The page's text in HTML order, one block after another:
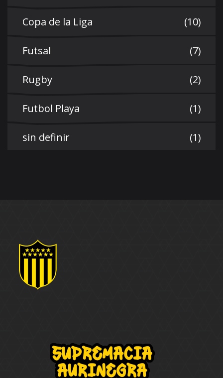
Copa de la Liga (10)
Futsal (7)
Rugby (2)
Futbol Playa (1)
sin definir (1)